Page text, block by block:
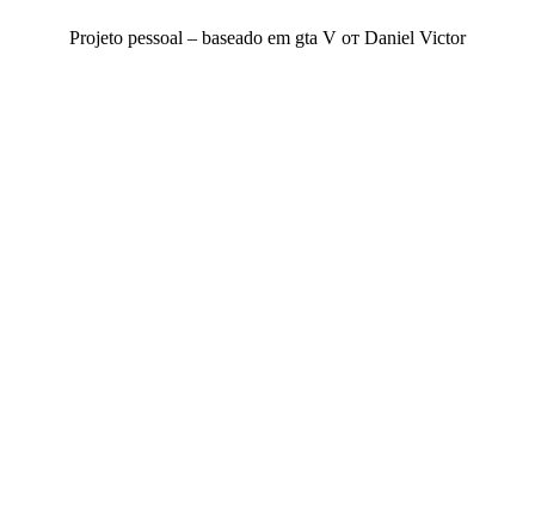
Projeto pessoal – baseado em gta V от Daniel Victor